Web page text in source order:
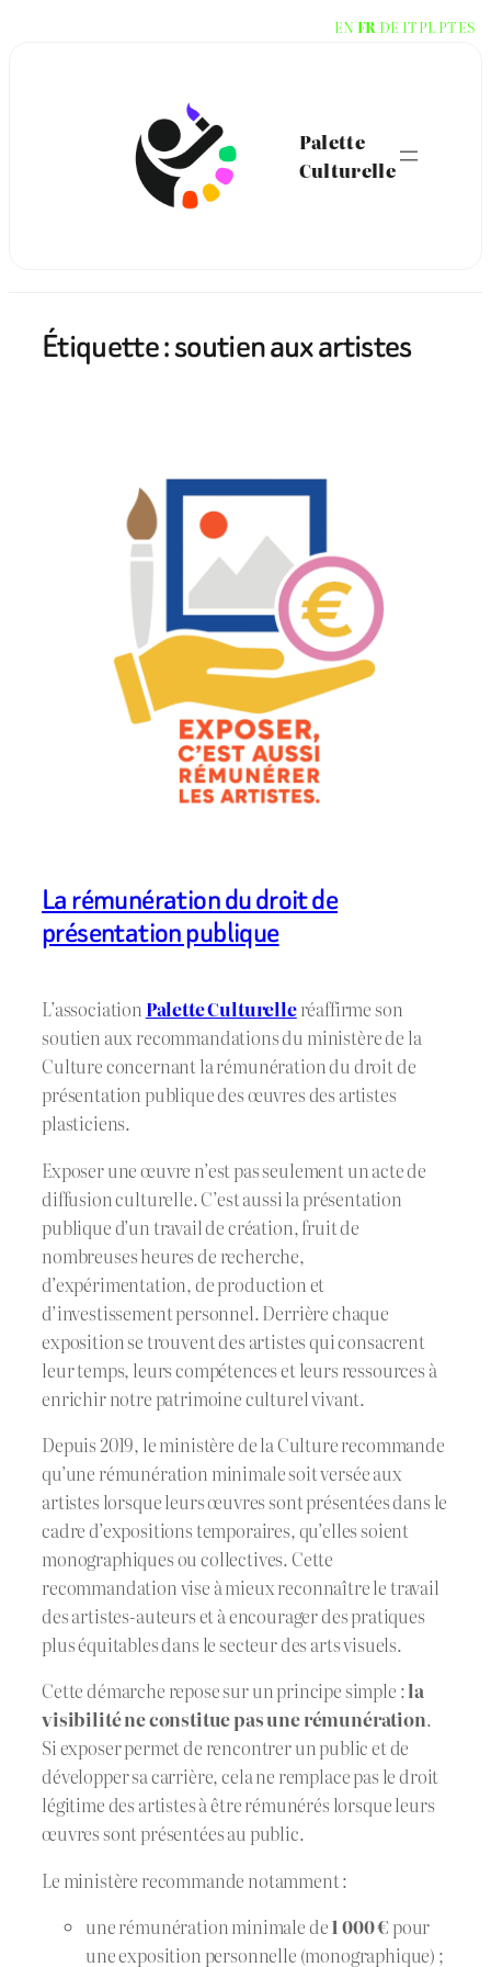
Palette
Culturelle
Étiquette :soutien aux artistes
La rémunération du droit de
présentation publique
L’association Palette Culturelleréaffirme son
soutien aux recommandations du ministère de la
Culture concernant la rémunération du droit de
présentation publique des œuvres des artistes
plasticiens.
Exposer une œuvre n’est pas seulement un acte de
diffusion culturelle. C’est aussi la présentation
publique d’un travail de création, fruit de
nombreuses heures de recherche,
d’expérimentation, de production et
d’investissement personnel. Derrière chaque
exposition se trouvent des artistes qui consacrent
leur temps, leurs compétences et leurs ressources à
enrichir notre patrimoine culturel vivant.
Depuis 2019, le ministère de la Culture recommande
qu’une rémunération minimale soit versée aux
artistes lorsque leurs œuvres sont présentées dans le
cadre d’expositions temporaires, qu’elles soient
monographiques ou collectives. Cette
recommandation vise à mieux reconnaître le travail
des artistes-auteurs et à encourager des pratiques
plus équitables dans le secteur des arts visuels.
Cette démarche repose sur un principe simple :la
visibilité ne constitue pas une rémunération.
Si exposer permet de rencontrer un public et de
développer sa carrière, cela ne remplace pas le droit
légitime des artistes à être rémunérés lorsque leurs
œuvres sont présentées au public.
Le ministère recommande notamment :
une rémunération minimale de1 000 €pour
une exposition personnelle (monographique) ;
EN FR DE ITPL PTES